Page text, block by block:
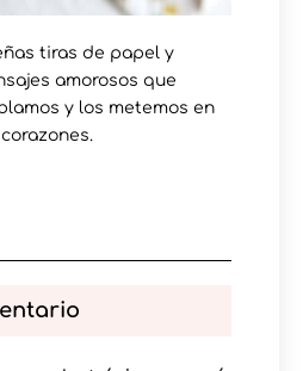
tiras de papel y
amorosos que
y los metemos en